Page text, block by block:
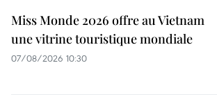
Miss Monde 2026 offre au Vietnam
une vitrine touristique mondiale
07/08/2026 10:30